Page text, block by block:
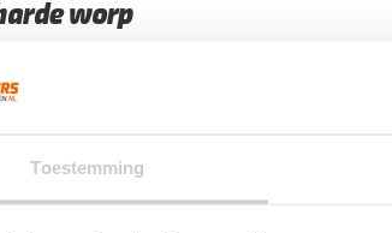
Toestemming
worp
deze oefening in een staande positie. De
geleidelijk vergroot. De bal wordt op
Na een aantal keren wordt de bal
wordt dus verhoogd.
afronding